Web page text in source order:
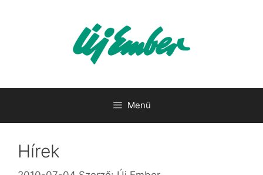
Menü
Hírek